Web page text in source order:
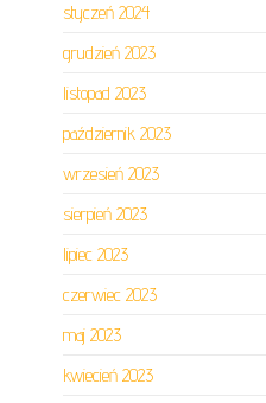
styczeń 2024
grudzień 2023
listopad 2023
październik 2023
wrzesień 2023
sierpień 2023
lipiec 2023
czerwiec 2023
maj 2023
kwiecień 2023